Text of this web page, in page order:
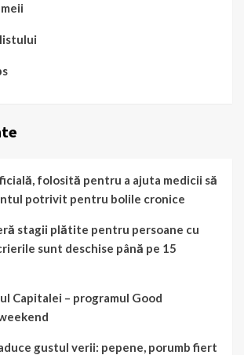
folosită pentru a ajuta medicii să
potrivit pentru bolile cronice
stagii plătite pentru persoane cu
sunt deschise până pe 15
Capitalei – programul Good
gustul verii: pepene, porumb fiert